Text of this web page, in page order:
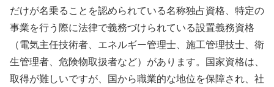
だけが名乗ることを認められている名称独占資格、特定の
事業を行う際に法律で義務づけられている設置義務資格
（電気主任技術者、エネルギー管理士、施工管理技士、衛
生管理者、危険物取扱者など）があります。国家資格は、
取得が難しいですが、国から職業的な地位を保障され、社